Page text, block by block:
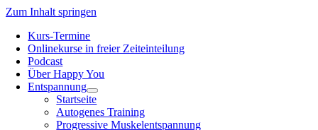
Zum Inhalt springen
Kurs-Termine
Onlinekurse in freier Zeiteinteilung
Podcast
Über Happy You
Entspannung
Startseite
Autogenes Training
Progressive Muskelentspannung